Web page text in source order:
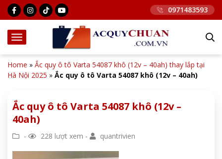
0971483593
Home » Ắc quy ô tô Varta 54087 khô (12v – 40ah) thay lắp tại
Hà Nội 2025 » Ắc quy ô tô Varta 54087 khô (12v – 40ah)
Ắc quy ô tô Varta 54087 khô (12v –
40ah)
- 228 lượt xem - quantrivien